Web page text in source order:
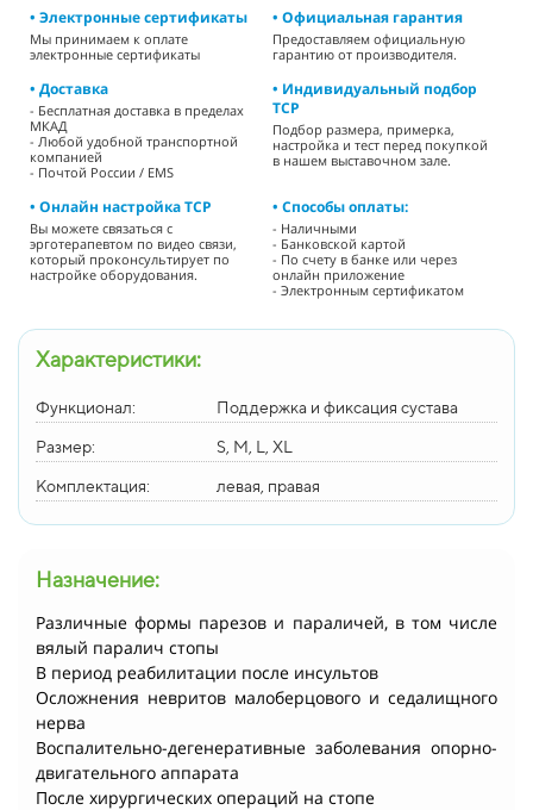
• Электронные сертификаты
Мы принимаем к оплате
электронные сертификаты
• Официальная гарантия
Предоставляем официальную
гарантию от производителя.
• Доставка
- Бесплатная доставка в пределах
МКАД
- Любой удобной транспортной
компанией
- Почтой России / EMS
• Индивидуальный подбор
ТСР
Подбор размера, примерка,
настройка и тест перед покупкой
в нашем выставочном зале.
• Онлайн настройка ТСР
Вы можете связаться с
эрготерапевтом по видео связи,
который проконсультирует по
настройке оборудования.
• Способы оплаты:
- Наличными
- Банковской картой
- По счету в банке или через
онлайн приложение
- Электронным сертификатом
Характеристики:
Функционал: Поддержка и фиксация сустава
Размер: S, M, L, XL
Комплектация: левая, правая
Назначение:
Различные формы парезов и параличей, в том числе
вялый паралич стопы
В период реабилитации после инсультов
Осложнения невритов малоберцового и седалищного
нерва
Воспалительно-дегенеративные заболевания опорно-
двигательного аппарата
После хирургических операций на стопе